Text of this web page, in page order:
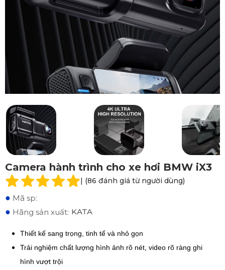
Camera hành trình cho xe hơi BMW iX3
| (86 đánh giá từ người dùng)
● Mã sp:
● Hãng sản xuất: KATA
Thiết kế sang trọng, tinh tế và nhỏ gọn
Trải nghiệm chất lượng hình ảnh rõ nét, video rõ ràng ghi
hình vượt trội